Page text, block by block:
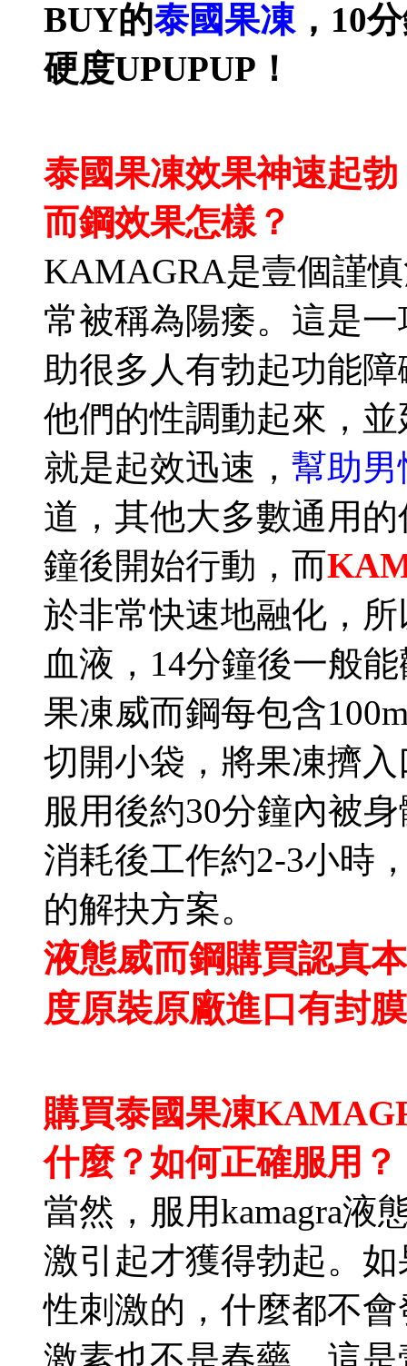
BUY的泰國果凍 ，10
硬度UPUPUP！
泰國果凍效果神速起勃
而鋼效果怎樣？
KAMAGRA是壹個謹
常被稱為陽痿。這是
助很多人有勃起功能
他們的性調動起來，
就是起效迅速， 幫助
道，其他大多數通用
鐘後開始行動，而
於非常快速地融化，
血液，14分鐘後一般
果凍威而鋼每包含
切開小袋，將果凍擠
服用後約30分鐘內被
消耗後工作約2-3小時
的解抉方案。
液態威而鋼購買認真
度原裝原廠進口有封
購買泰國果凍
什麼？如何正確服用？
當然，服用kamagra液
激引起才獲得勃起。如
性刺激的，什麼都不會
激素也不是春藥。這